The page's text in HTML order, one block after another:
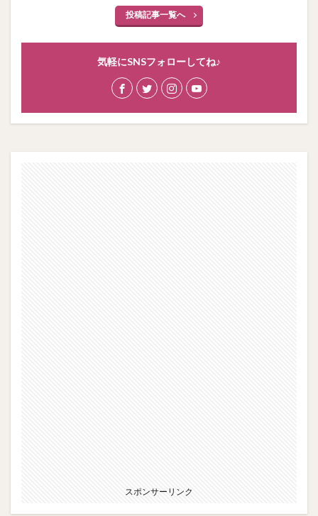
投稿記事一覧へ
気軽にSNSフォローしてね♪
スポンサーリンク